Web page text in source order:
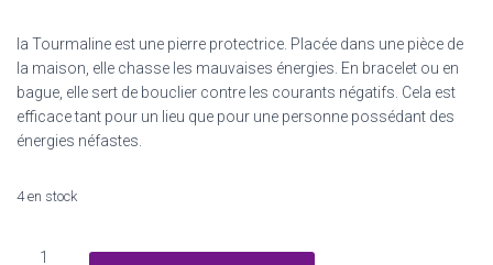
la Tourmaline est une pierre protectrice . Placée dans une pièce de
la maison, elle chasse les mauvaises énergies. En bracelet ou en
bague, elle sert de bouclier contre les courants négatifs. Cela est
efficace tant pour un lieu que pour une personne possédant des
énergies néfastes.
4 en stock
quantité